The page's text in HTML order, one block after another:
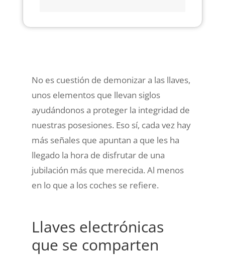
No es cuestión de demonizar a las llaves,
unos elementos que llevan siglos
ayudándonos a proteger la integridad de
nuestras posesiones. Eso sí, cada vez hay
más señales que apuntan a que les ha
llegado la hora de disfrutar de una
jubilación más que merecida. Al menos
en lo que a los coches se refiere.
Llaves electrónicas
que se comparten